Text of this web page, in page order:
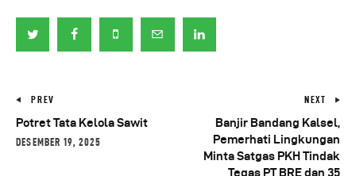
PREV
Potret Tata Kelola Sawit
DESEMBER 19, 2025
NEXT
Banjir Bandang Kalsel,
Pemerhati Lingkungan
Minta Satgas PKH Tindak
Tegas PT BRE dan 35